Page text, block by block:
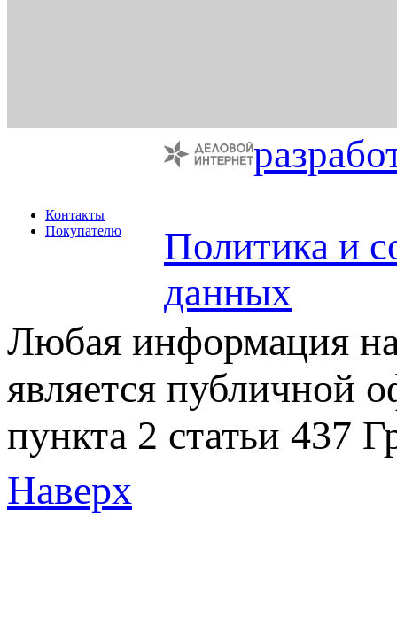
Контакты
Покупателю
Политика и
данных
Любая информация на
является публичной
пункта 2 статьи 437
Наверх